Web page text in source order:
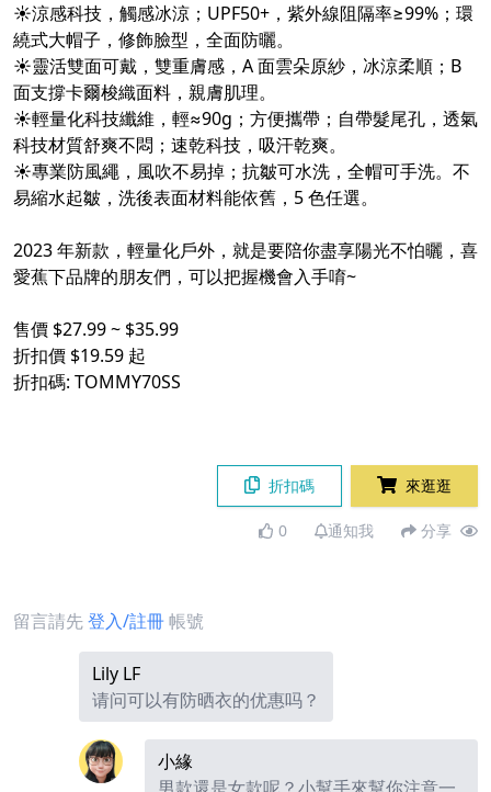
☀涼感科技，觸感冰涼；UPF50+，紫外線阻隔率≥99%；環
繞式大帽子，修飾臉型，全面防曬。
☀靈活雙面可戴，雙重膚感，A 面雲朵原紗，冰涼柔順；B
面支撐卡爾梭織面料，親膚肌理。
☀輕量化科技纖維，輕≈90g；方便攜帶；自帶髮尾孔，透氣
科技材質舒爽不悶；速乾科技，吸汗乾爽。
☀專業防風繩，風吹不易掉；抗皺可水洗，全帽可手洗。不
易縮水起皺，洗後表面材料能依舊，5 色任選。
2023 年新款，輕量化戶外，就是要陪你盡享陽光不怕曬，喜
愛蕉下品牌的朋友們，可以把握機會入手唷~
售價 $27.99 ~ $35.99
折扣價 $19.59 起
折扣碼: TOMMY70SS
折扣碼 來逛逛
0 通知我 分享
留言請先登入/註冊帳號
Lily LF
请问可以有防晒衣的优惠吗？
小緣